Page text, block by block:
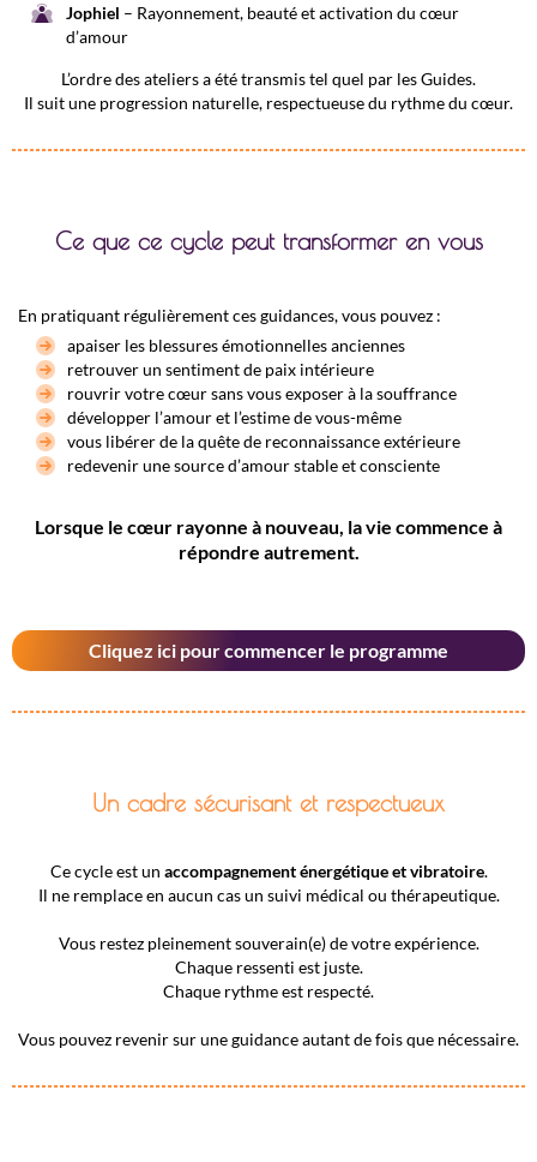
Jophiel – Rayonnement, beauté et activation du cœur
d’amour
L’ordre des ateliers a été transmis tel quel par les Guides.
Il suit une progression naturelle, respectueuse du rythme du cœur.
Ce que ce cycle peut transformer en vous
En pratiquant régulièrement ces guidances, vous pouvez :
apaiser les blessures émotionnelles anciennes
retrouver un sentiment de paix intérieure
rouvrir votre cœur sans vous exposer à la souffrance
développer l’amour et l’estime de vous-même
vous libérer de la quête de reconnaissance extérieure
redevenir une source d’amour stable et consciente
Lorsque le cœur rayonne à nouveau, la vie commence à
répondre autrement.
Cliquez ici pour commencer le programme
Un cadre sécurisant et respectueux
Ce cycle est un accompagnement énergétique et vibratoire.
Il ne remplace en aucun cas un suivi médical ou thérapeutique.
Vous restez pleinement souverain(e) de votre expérience.
Chaque ressenti est juste.
Chaque rythme est respecté.
Vous pouvez revenir sur une guidance autant de fois que nécessaire.